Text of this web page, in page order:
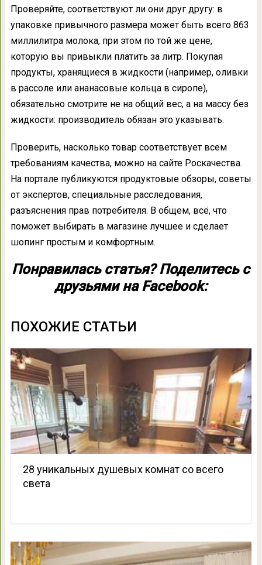
Проверяйте, соответствуют ли они друг другу: в
упаковке привычного размера может быть всего 863
миллилитра молока, при этом по той же цене,
которую вы привыкли платить за литр. Покупая
продукты, хранящиеся в жидкости (например, оливки
в рассоле или ананасовые кольца в сиропе),
обязательно смотрите не на общий вес, а на массу без
жидкости: производитель обязан это указывать.
Проверить, насколько товар соответствует всем
требованиям качества, можно на сайте Роскачества.
На портале публикуются продуктовые обзоры, советы
от экспертов, специальные расследования,
разъяснения прав потребителя. В общем, всё, что
поможет выбирать в магазине лучшее и сделает
шопинг простым и комфортным.
Понравилась статья? Поделитесь с
друзьями на Facebook:
ПОХОЖИЕ СТАТЬИ
28 уникальных душевых комнат со всего
света